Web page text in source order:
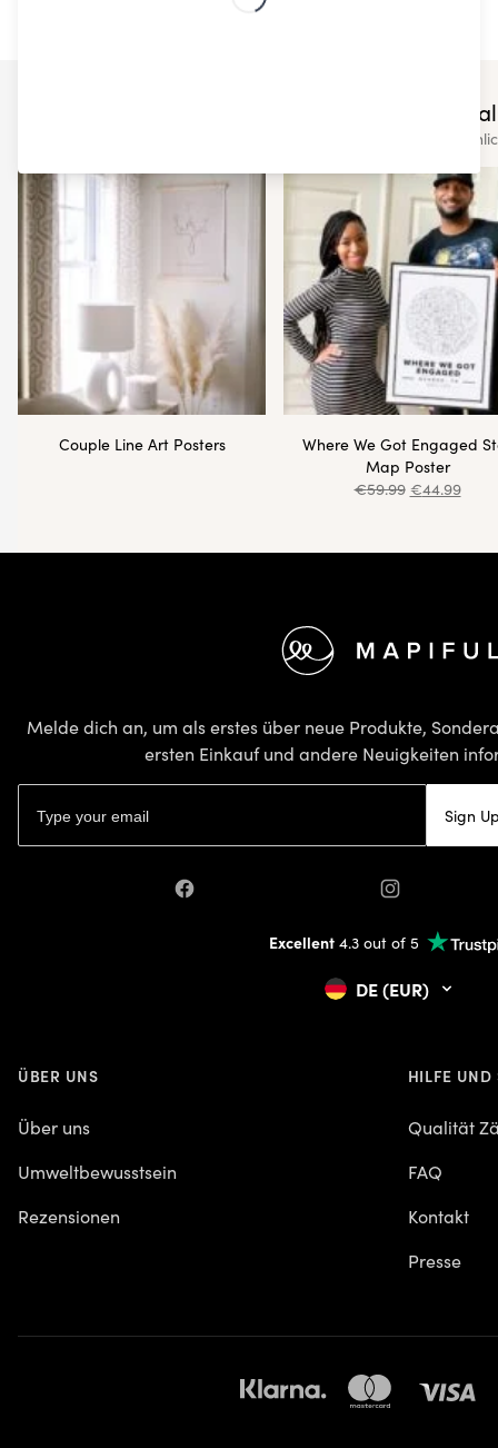
Das könnte dir auch
Schauen Sie sich einige unserer anderen
Couple Line Art Posters
Where We Got Engaged
Map Poster
€59.99 €44.99
Melde dich an, um als erstes über neue Produkte,
ersten Einkauf und andere Neuigkeiten
Sign
Facebook Instagram
Excellent 4.3 out of 5
DE (EUR)
ÜBER UNS
Über uns
Umweltbewusstsein
Rezensionen
HILFE UND
Qualität
FAQ
Kontakt
Presse